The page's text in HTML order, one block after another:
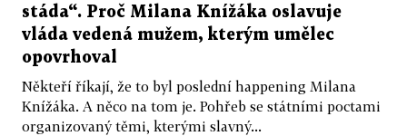
stáda“. Proč Milana Knížáka oslavuje
vláda vedená mužem, kterým umělec
opovrhoval
Někteří říkají, že to byl poslední happening Milana
Knížáka. A něco na tom je. Pohřeb se státními poctami
organizovaný těmi, kterými slavný...